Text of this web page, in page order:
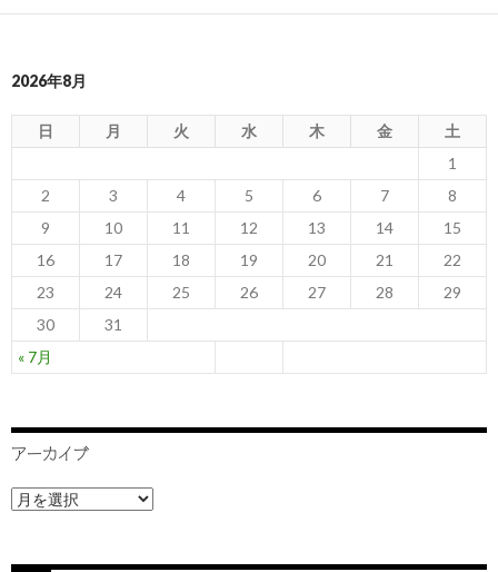
2026年8月
日 月 火 水 木 金 土
« 7月
1
2
3 4 5 6 7
8
9
10 11 12 13 14
15
16
17 18 19 20 21
22
23
24 25 26 27 28
29
30
31
アーカイブ
ア
ー